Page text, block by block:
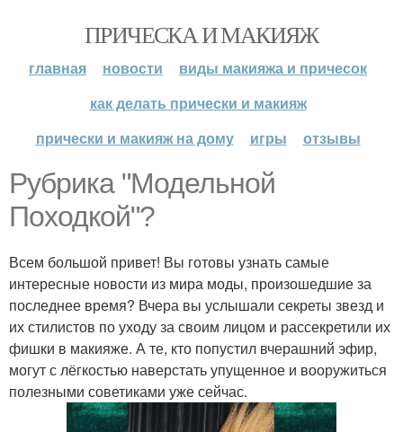
ПРИЧЕСКА И МАКИЯЖ
главная новости
виды макияжа и причесок
как делать прически и макияж
прически и макияж на дому
игры отзывы
Рубрика "Модельной
Походкой"?
Всем большой привет! Вы готовы узнать самые
интересные новости из мира моды, произошедшие за
последнее время? Вчера вы услышали секреты звезд и
их стилистов по уходу за своим лицом и рассекретили их
фишки в макияже. А те, кто попустил вчерашний эфир,
могут с лёгкостью наверстать упущенное и вооружиться
полезными советиками уже сейчас.